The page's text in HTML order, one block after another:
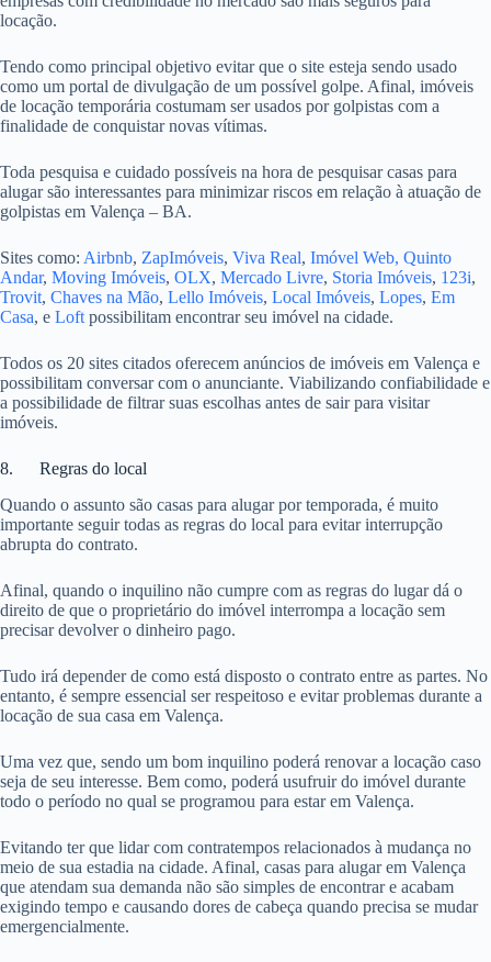
locação.
Tendo como principal objetivo evitar que o site esteja sendo usado
como um portal de divulgação de um possível golpe. Afinal, imóveis
de locação temporária costumam ser usados por golpistas com a
finalidade de conquistar novas vítimas.
Toda pesquisa e cuidado possíveis na hora de pesquisar casas para
alugar são interessantes para minimizar riscos em relação à atuação de
golpistas em Valença – BA.
Sites como: Airbnb, ZapImóveis, Viva Real, Imóvel Web, Quinto
Andar, Moving Imóveis, OLX, Mercado Livre, Storia Imóveis, 123i,
Trovit, Chaves na Mão, Lello Imóveis, Local Imóveis, Lopes, Em
Casa, e Loft possibilitam encontrar seu imóvel na cidade.
Todos os 20 sites citados oferecem anúncios de imóveis em Valença e
possibilitam conversar com o anunciante. Viabilizando confiabilidade e
a possibilidade de filtrar suas escolhas antes de sair para visitar
imóveis.
8. Regras do local
Quando o assunto são casas para alugar por temporada, é muito
importante seguir todas as regras do local para evitar interrupção
abrupta do contrato.
Afinal, quando o inquilino não cumpre com as regras do lugar dá o
direito de que o proprietário do imóvel interrompa a locação sem
precisar devolver o dinheiro pago.
Tudo irá depender de como está disposto o contrato entre as partes. No
entanto, é sempre essencial ser respeitoso e evitar problemas durante a
locação de sua casa em Valença.
Uma vez que, sendo um bom inquilino poderá renovar a locação caso
seja de seu interesse. Bem como, poderá usufruir do imóvel durante
todo o período no qual se programou para estar em Valença.
Evitando ter que lidar com contratempos relacionados à mudança no
meio de sua estadia na cidade. Afinal, casas para alugar em Valença
que atendam sua demanda não são simples de encontrar e acabam
exigindo tempo e causando dores de cabeça quando precisa se mudar
emergencialmente.